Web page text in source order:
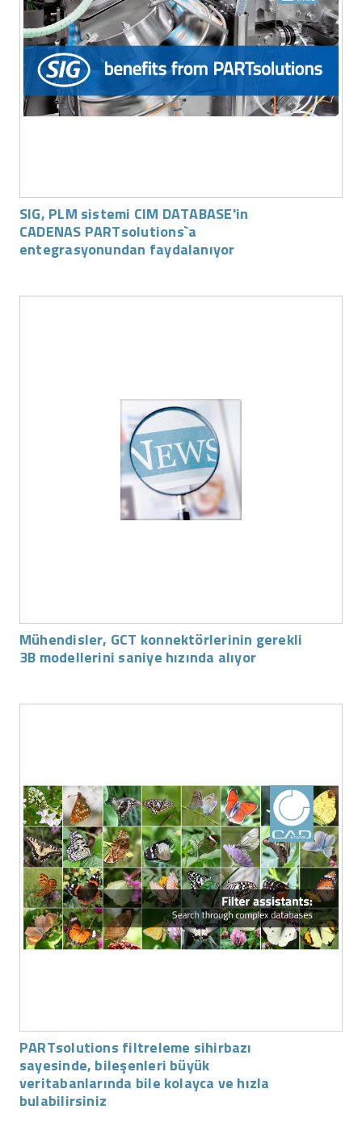
SIG, PLM sistemi CIM DATABASE'in
CADENAS PARTsolutions`a
entegrasyonundan faydalanıyor
Mühendisler, GCT konnektörlerinin gerekli
3B modellerini saniye hızında alıyor
PARTsolutions filtreleme sihirbazı
sayesinde, bileşenleri büyük
veritabanlarında bile kolayca ve hızla
bulabilirsiniz